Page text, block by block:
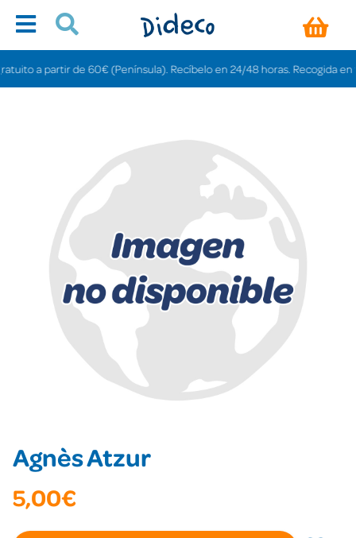
a partir de 60€ (Península). Recíbelo en 24/48 horas. Recogida en
Agnès Atzur
5,00€